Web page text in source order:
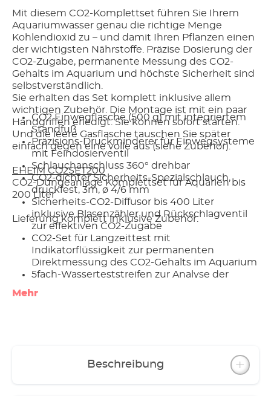
Mit diesem CO2-Komplettset führen Sie Ihrem
Aquariumwasser genau die richtige Menge
Kohlendioxid zu – und damit Ihren Pflanzen einen
der wichtigsten Nährstoffe. Präzise Dosierung der
CO2-Zugabe, permanente Messung des CO2-
Gehalts im Aquarium und höchste Sicherheit sind
selbstverständlich.
Sie erhalten das Set komplett inklusive allem
wichtigen Zubehör. Die Montage ist mit ein paar
Handgriffen erledigt. Sie können sofort starten.
Und die leere Gasflasche tauschen Sie später
einfach gegen eine volle aus (siehe Zubehör).
EHEIM CO2SET200
CO2-Düngeanlage Komplettset für Aquarien bis
200 Liter
Lieferung komplett inklusive Zubehör:
CO2 Einwegflasche (500 g) mit integriertem
Standfuß
Präzisions-Druckminderer für Einwegsysteme
mit Feindosierventil
Schlauchanschluss 360° drehbar
CO2-dichter Sicherheits-Spezialschlauch,
druckfest, 3m, ø 4/6 mm
Sicherheits-CO2-Diffusor bis 400 Liter
inklusive Blasenzähler und Rückschlagventil
zur effektiven CO2-Zugabe
CO2-Set für Langzeittest mit
Indikatorflüssigkeit zur permanenten
Direktmessung des CO2-Gehalts im Aquarium
5fach-Wasserteststreifen zur Analyse der
Sichere werkzeugfreie Montage
Mehr
Beschreibung